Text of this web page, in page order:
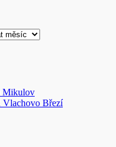
Mikulov
Vlachovo Březí